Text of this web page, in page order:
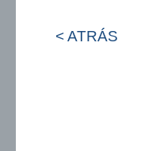
< ATRÁS